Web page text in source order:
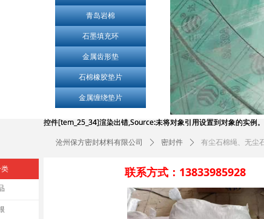
青岛岩棉
石墨填充环
金属齿形垫
石棉橡胶垫片
金属缠绕垫片
控件[tem_25_34]渲染出错,Source:未将对象引用设置到对象的实例。
沧州保方密封材料有限公司 ꄲ 密封件 ꄲ 有尘石棉绳、无尘
联系方式：13833985928
控件[tem_25_34]渲染出错,Source:未将对象引用设置到对象的实例。